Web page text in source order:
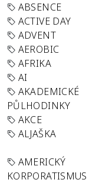
ABSENCE
ACTIVE DAY
ADVENT
AEROBIC
AFRIKA
AI
AKADEMICKÉ
PŮLHODINKY
AKCE
ALJAŠKA
AMERICKÝ
KORPORATISMUS